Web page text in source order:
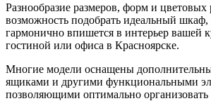
Разнообразие размеров, форм и
возможность подобрать идеальный шкаф,
гармонично впишется в интерьер вашей
гостиной или офиса в Красноярске.
Многие модели оснащены
ящиками и другими функциональными
позволяющими оптимально организовать